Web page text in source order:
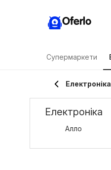
Oferlo
Супермаркети
Електроніка
Алло